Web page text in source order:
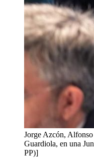
Jorge Azcón,
Guardiola, en una
PP)]